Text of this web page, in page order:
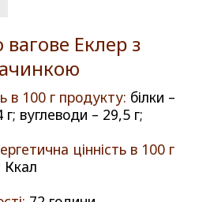
вагове Еклер з
в 100 г продукту: білки –
вуглеводи – 29,5 г;
цінність в 100 г
Ккал